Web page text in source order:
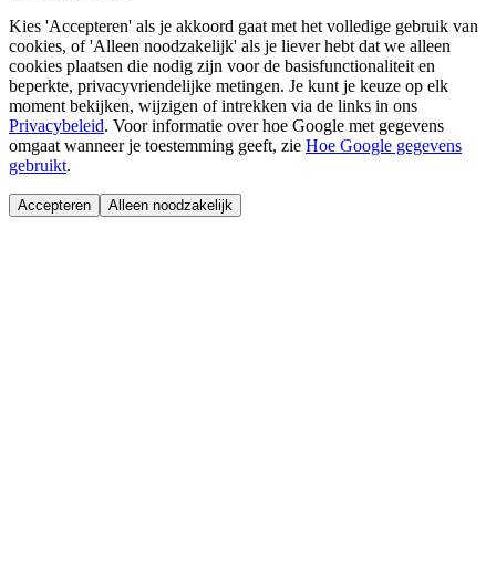
Kies 'Accepteren' als je akkoord gaat met het volledige gebruik van
cookies, of 'Alleen noodzakelijk' als je liever hebt dat we alleen
cookies plaatsen die nodig zijn voor de basisfunctionaliteit en
beperkte, privacyvriendelijke metingen. Je kunt je keuze op elk
moment bekijken, wijzigen of intrekken via de links in ons
Privacybeleid. Voor informatie over hoe Google met gegevens
omgaat wanneer je toestemming geeft, zie Hoe Google gegevens
gebruikt.
Accepteren Alleen noodzakelijk